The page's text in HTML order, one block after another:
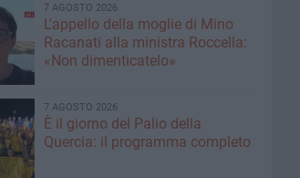
7 AGOSTO 2026
L'appello della moglie di Mino
Racanati alla ministra Roccella:
«Non dimenticatelo»
7 AGOSTO 2026
È il giorno del Palio della
Quercia: il programma completo